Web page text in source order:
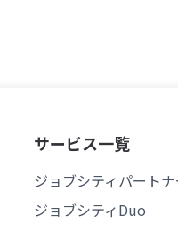
サービス一覧
ジョブシティパート
ジョブシティDuo